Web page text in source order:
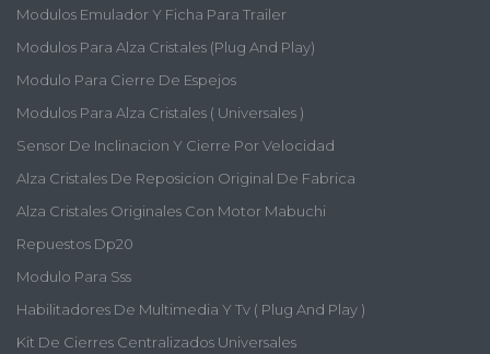
Modulos Emulador Y Ficha Para Trailer
Modulos Para Alza Cristales (plug And Play)
Modulo Para Cierre De Espejos
Modulos Para Alza Cristales ( Universales )
Sensor De Inclinacion Y Cierre Por Velocidad
Alza Cristales De Reposicion Original De Fabrica
Alza Cristales Originales Con Motor Mabuchi
Repuestos Dp20
Modulo Para Sss
Habilitadores De Multimedia Y Tv ( Plug And Play )
Kit De Cierres Centralizados Universales